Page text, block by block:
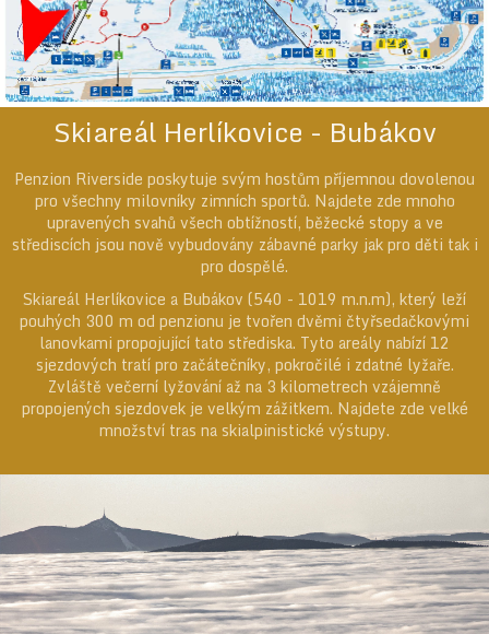
Skiareál Herlíkovice - Bubákov
Penzion Riverside poskytuje svým hostům příjemnou dovolenou
pro všechny milovníky zimních sportů. Najdete zde mnoho
upravených svahů všech obtížností, běžecké stopy a ve
střediscích jsou nově vybudovány zábavné parky jak pro děti tak i
pro dospělé.
Skiareál Herlíkovice a Bubákov (540 - 1019 m.n.m), který leží
pouhých 300 m od penzionu je tvořen dvěmi čtyřsedačkovými
lanovkami propojující tato střediska. Tyto areály nabízí 12
sjezdových tratí pro začátečníky, pokročilé i zdatné lyžaře.
Zvláště večerní lyžování až na 3 kilometrech vzájemně
propojených sjezdovek je velkým zážitkem. Najdete zde velké
množství tras na skialpinistické výstupy.